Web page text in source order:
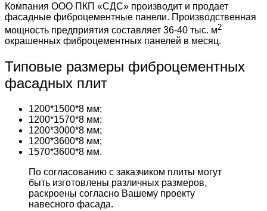
Компания ООО ПКП «СДС» производит и продает
фасадные фиброцементные панели. Производственная
мощность предприятия составляет 36-40 тыс. м2
окрашенных фиброцементных панелей в месяц.
Типовые размеры фиброцементных
фасадных плит
1200*1500*8 мм;
1200*1570*8 мм;
1200*3000*8 мм;
1200*3600*8 мм;
1570*3600*8 мм.
По согласованию с заказчиком плиты могут
быть изготовлены различных размеров,
раскроены согласно Вашему проекту
навесного фасада.